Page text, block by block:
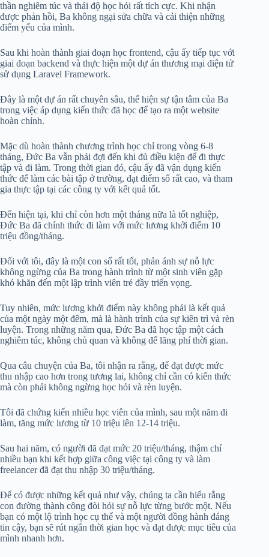
thần nghiêm túc và thái độ học hỏi rất tích cực. Khi nhận
được phản hồi, Ba không ngại sửa chữa và cải thiện những
điểm yếu của mình.
Sau khi hoàn thành giai đoạn học frontend, cậu ấy tiếp tục với
giai đoạn backend và thực hiện một dự án thương mại điện tử
sử dụng Laravel Framework.
Đây là một dự án rất chuyên sâu, thể hiện sự tận tâm của Ba
trong việc áp dụng kiến thức đã học để tạo ra một website
hoàn chỉnh.
Mặc dù hoàn thành chương trình học chỉ trong vòng 6-8
tháng, Đức Ba vẫn phải đợi đến khi đủ điều kiện để đi thực
tập và đi làm. Trong thời gian đó, cậu ấy đã vận dụng kiến
thức để làm các bài tập ở trường, đạt điểm số rất cao, và tham
gia thực tập tại các công ty với kết quả tốt.
Đến hiện tại, khi chỉ còn hơn một tháng nữa là tốt nghiệp,
Đức Ba đã chính thức đi làm với mức lương khởi điểm 10
triệu đồng/tháng.
Đối với tôi, đây là một con số rất tốt, phản ánh sự nỗ lực
không ngừng của Ba trong hành trình từ một sinh viên gặp
khó khăn đến một lập trình viên trẻ đầy triển vọng.
Tuy nhiên, mức lương khởi điểm này không phải là kết quả
của một ngày một đêm, mà là hành trình của sự kiên trì và rèn
luyện. Trong những năm qua, Đức Ba đã học tập một cách
nghiêm túc, không chủ quan và không để lãng phí thời gian.
Qua câu chuyện của Ba, tôi nhận ra rằng, để đạt được mức
thu nhập cao hơn trong tương lai, không chỉ cần có kiến thức
mà còn phải không ngừng học hỏi và rèn luyện.
Tôi đã chứng kiến nhiều học viên của mình, sau một năm đi
làm, tăng mức lương từ 10 triệu lên 12-14 triệu.
Sau hai năm, có người đã đạt mức 20 triệu/tháng, thậm chí
nhiều bạn khi kết hợp giữa công việc tại công ty và làm
freelancer đã đạt thu nhập 30 triệu/tháng.
Để có được những kết quả như vậy, chúng ta cần hiểu rằng
con đường thành công đòi hỏi sự nỗ lực từng bước một. Nếu
bạn có một lộ trình học cụ thể và một người đồng hành đáng
tin cậy, bạn sẽ rút ngắn thời gian học và đạt được mục tiêu của
mình nhanh hơn.